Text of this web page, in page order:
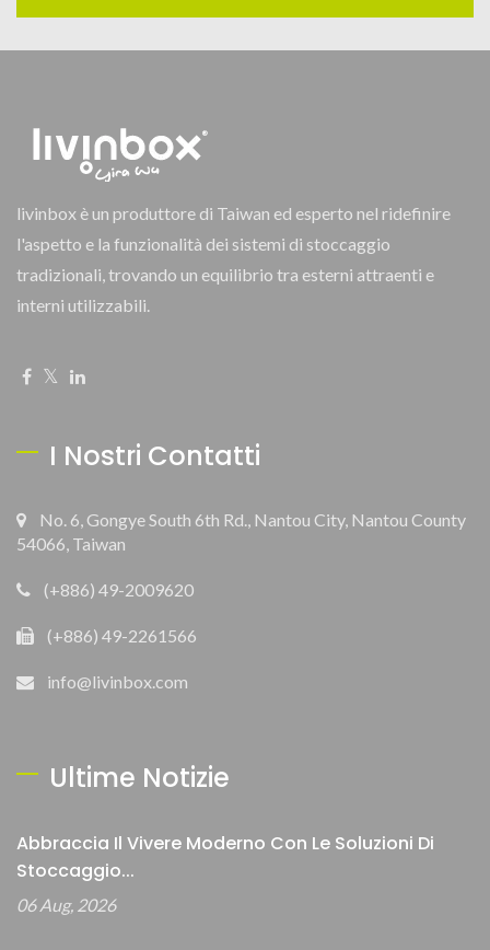
livinbox è un produttore di Taiwan ed esperto nel ridefinire
l'aspetto e la funzionalità dei sistemi di stoccaggio
tradizionali, trovando un equilibrio tra esterni attraenti e
interni utilizzabili.
I Nostri Contatti
No. 6, Gongye South 6th Rd., Nantou City, Nantou County
54066, Taiwan
(+886) 49-2009620
(+886) 49-2261566
info@livinbox.com
Ultime Notizie
Abbraccia Il Vivere Moderno Con Le Soluzioni Di
Stoccaggio...
06 Aug, 2026